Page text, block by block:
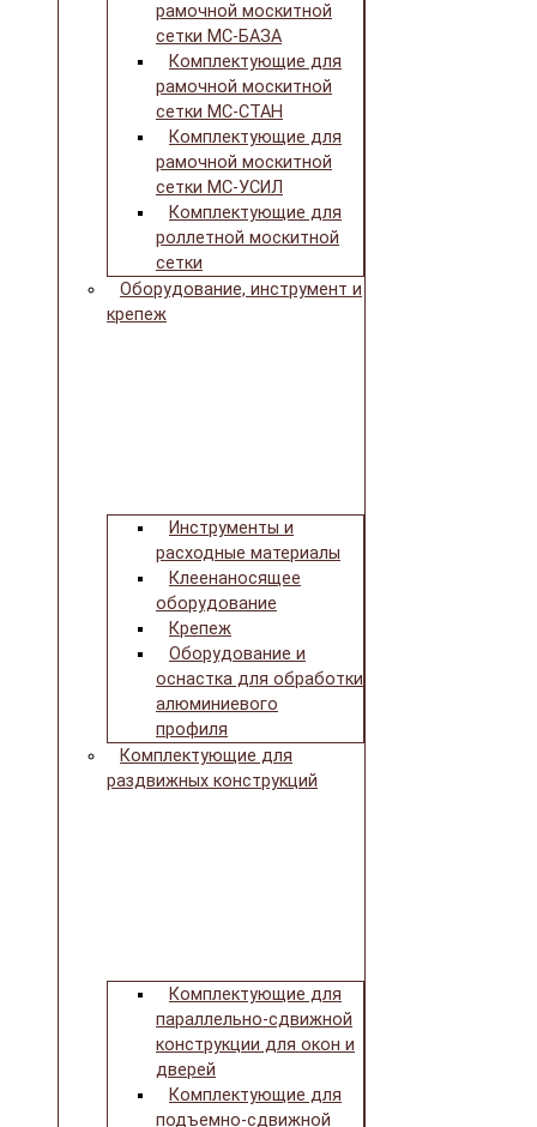
рамочной москитной
сетки МС-БАЗА
Комплектующие для
рамочной москитной
сетки МС-СТАН
Комплектующие для
рамочной москитной
сетки МС-УСИЛ
Комплектующие для
роллетной москитной
сетки
Оборудование, инструмент и
крепеж
Инструменты и
расходные материалы
Клеенаносящее
оборудование
Крепеж
Оборудование и
оснастка для обработки
алюминиевого
профиля
Комплектующие для
раздвижных конструкций
Комплектующие для
параллельно-сдвижной
конструкции для окон и
дверей
Комплектующие для
подъемно-сдвижной